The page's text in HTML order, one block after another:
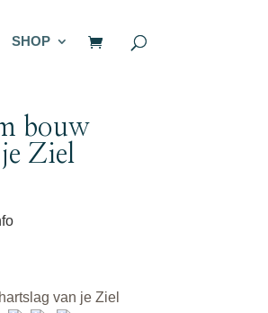
SHOP
bouw
Ziel
van je Ziel